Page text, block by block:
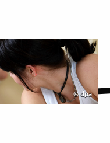
© dpa